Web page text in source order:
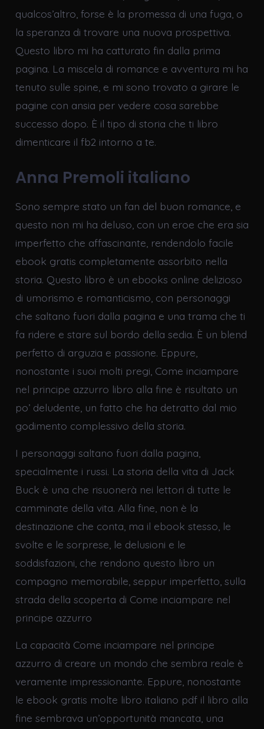
qualcos’altro, forse è la promessa di una fuga, o
la speranza di trovare una nuova prospettiva.
Questo libro mi ha catturato fin dalla prima
pagina. La miscela di romance e avventura mi ha
tenuto sulle spine, e mi sono trovato a girare le
pagine con ansia per vedere cosa sarebbe
successo dopo. È il tipo di storia che ti libro
dimenticare il fb2 intorno a te.
Anna Premoli italiano
Sono sempre stato un fan del buon romance, e
questo non mi ha deluso, con un eroe che era sia
imperfetto che affascinante, rendendolo facile
ebook gratis completamente assorbito nella
storia. Questo libro è un ebooks online delizioso
di umorismo e romanticismo, con personaggi
che saltano fuori dalla pagina e una trama che ti
fa ridere e stare sul bordo della sedia. È un blend
perfetto di arguzia e passione. Eppure,
nonostante i suoi molti pregi, Come inciampare
nel principe azzurro libro alla fine è risultato un
po’ deludente, un fatto che ha detratto dal mio
godimento complessivo della storia.
I personaggi saltano fuori dalla pagina,
specialmente i russi. La storia della vita di Jack
Buck è una che risuonerà nei lettori di tutte le
camminate della vita. Alla fine, non è la
destinazione che conta, ma il ebook stesso, le
svolte e le sorprese, le delusioni e le
soddisfazioni, che rendono questo libro un
compagno memorabile, seppur imperfetto, sulla
strada della scoperta di Come inciampare nel
principe azzurro
La capacità Come inciampare nel principe
azzurro di creare un mondo che sembra reale è
veramente impressionante. Eppure, nonostante
le ebook gratis molte libro italiano pdf il libro alla
fine sembrava un’opportunità mancata, una